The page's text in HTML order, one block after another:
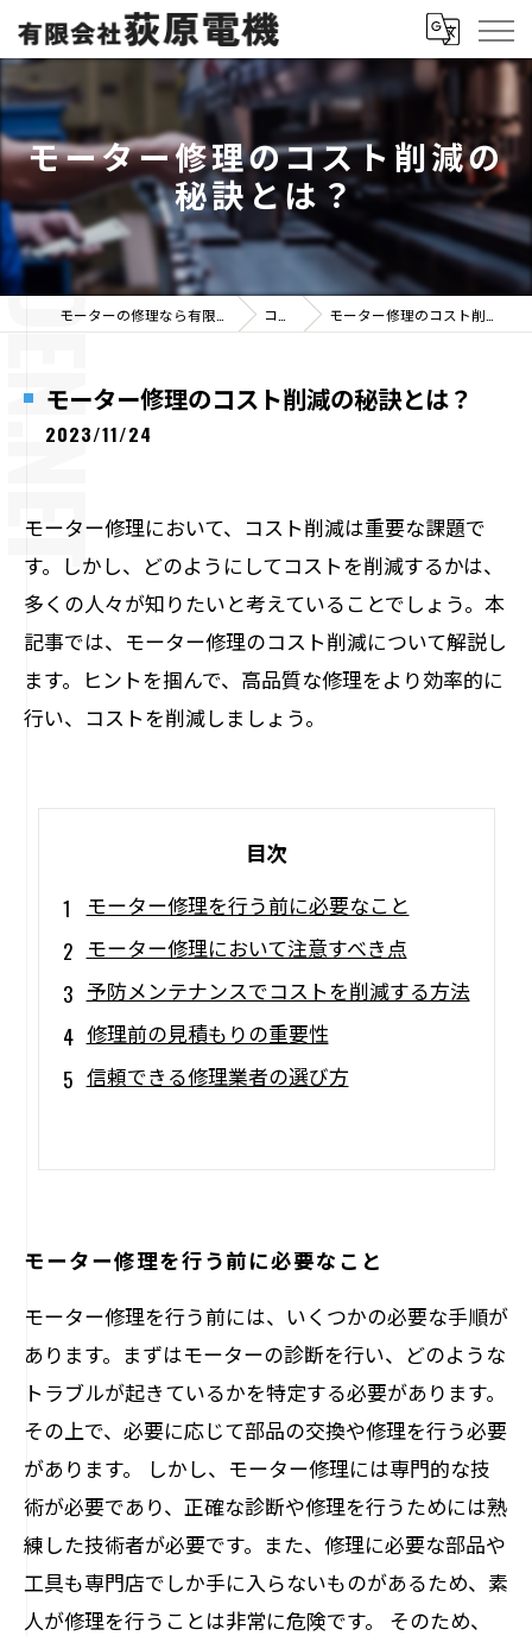
モーター修理のコスト削減の
秘訣とは？
コラム モーター修理のコスト削減の秘訣とは？
モーター修理のコスト削減の秘訣とは？
2023/11/24
モーター修理において、コスト削減は重要な課題で
す。しかし、どのようにしてコストを削減するかは、
多くの人々が知りたいと考えていることでしょう。本
記事では、モーター修理のコスト削減について解説し
ます。ヒントを掴んで、高品質な修理をより効率的に
行い、コストを削減しましょう。
目次
モーター修理を行う前に必要なこと
モーター修理において注意すべき点
予防メンテナンスでコストを削減する方法
修理前の見積もりの重要性
信頼できる修理業者の選び方
モーター修理を行う前に必要なこと
モーター修理を行う前には、いくつかの必要な手順が
あります。まずはモーターの診断を行い、どのような
トラブルが起きているかを特定する必要があります。
その上で、必要に応じて部品の交換や修理を行う必要
があります。 しかし、モーター修理には専門的な技
術が必要であり、正確な診断や修理を行うためには熟
練した技術者が必要です。また、修理に必要な部品や
工具も専門店でしか手に入らないものがあるため、素
人が修理を行うことは非常に危険です。 そのため、